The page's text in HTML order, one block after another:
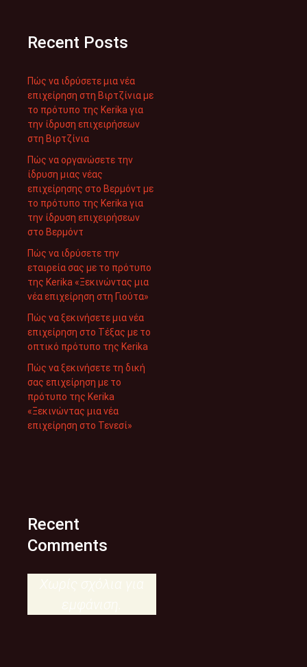
Recent Posts
Πώς να ιδρύσετε μια νέα
επιχείρηση στη Βιρτζίνια με
το πρότυπο της Kerika για
την ίδρυση επιχειρήσεων
στη Βιρτζίνια
Πώς να οργανώσετε την
ίδρυση μιας νέας
επιχείρησης στο Βερμόντ με
το πρότυπο της Kerika για
την ίδρυση επιχειρήσεων
στο Βερμόντ
Πώς να ιδρύσετε την
εταιρεία σας με το πρότυπο
της Kerika «Ξεκινώντας μια
νέα επιχείρηση στη Γιούτα»
Πώς να ξεκινήσετε μια νέα
επιχείρηση στο Τέξας με το
οπτικό πρότυπο της Kerika
Πώς να ξεκινήσετε τη δική
σας επιχείρηση με το
πρότυπο της Kerika
«Ξεκινώντας μια νέα
επιχείρηση στο Τενεσί»
Recent
Comments
Χωρίς σχόλια για
εμφάνιση.